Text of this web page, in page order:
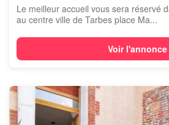
Le meilleur accueil vous sera réservé
au centre ville de Tarbes place Ma...
Voir l'annonce